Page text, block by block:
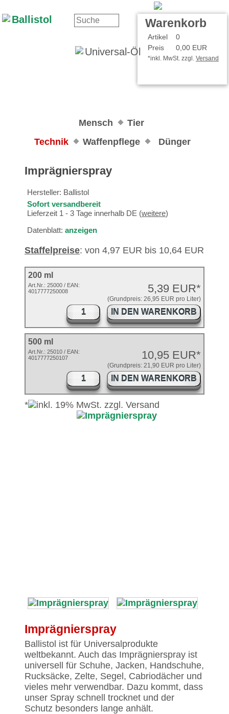
Warenkorb
Artikel
0
Preis
0,00 EUR
*inkl. MwSt. zzgl. Versand
Mensch
Tier
Technik
Waffenpflege Dünger
Imprägnierspray
Hersteller: Ballistol
Sofort versandbereit
Lieferzeit 1 - 3 Tage innerhalb DE (weitere)
Datenblatt: anzeigen
Staffelpreise: von 4,97 EUR bis 10,64 EUR
200 ml
5,39 EUR*
(Grundpreis: 26,95 EUR pro Liter)
Art.Nr.: 25000 / EAN:
4017777250008
IN DEN WARENKORB
500 ml
10,95 EUR*
(Grundpreis: 21,90 EUR pro Liter)
Art.Nr.: 25010 / EAN:
4017777250107
IN DEN WARENKORB
*
Imprägnierspray
Ballistol ist für Universalprodukte
weltbekannt. Auch das Imprägnierspray ist
universell für Schuhe, Jacken, Handschuhe,
Rucksäcke, Zelte, Segel, Cabriodächer und
vieles mehr verwendbar. Dazu kommt, dass
unser Spray schnell trocknet und der
Schutz besonders lange anhält.